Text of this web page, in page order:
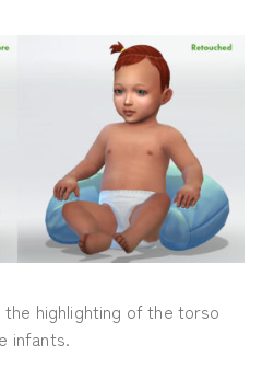
highlighting of the torso
infants.